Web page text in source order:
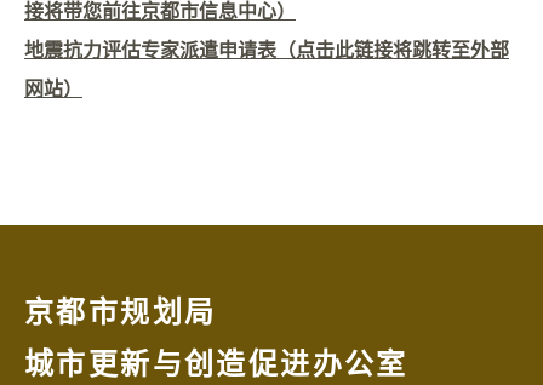
接将带您前往京都市信息中心）
地震抗力评估专家派遣申请表（点击此链接将跳转至外部
网站）
京都市规划局
城市更新与创造促进办公室